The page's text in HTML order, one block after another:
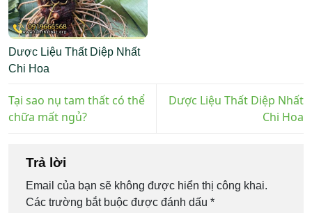
Dược Liệu Thất Diệp Nhất
Chi Hoa
Tại sao nụ tam thất có thể
chữa mất ngủ?
Dược Liệu Thất Diệp Nhất
Chi Hoa
Trả lời
Email của bạn sẽ không được hiển thị công khai.
Các trường bắt buộc được đánh dấu *